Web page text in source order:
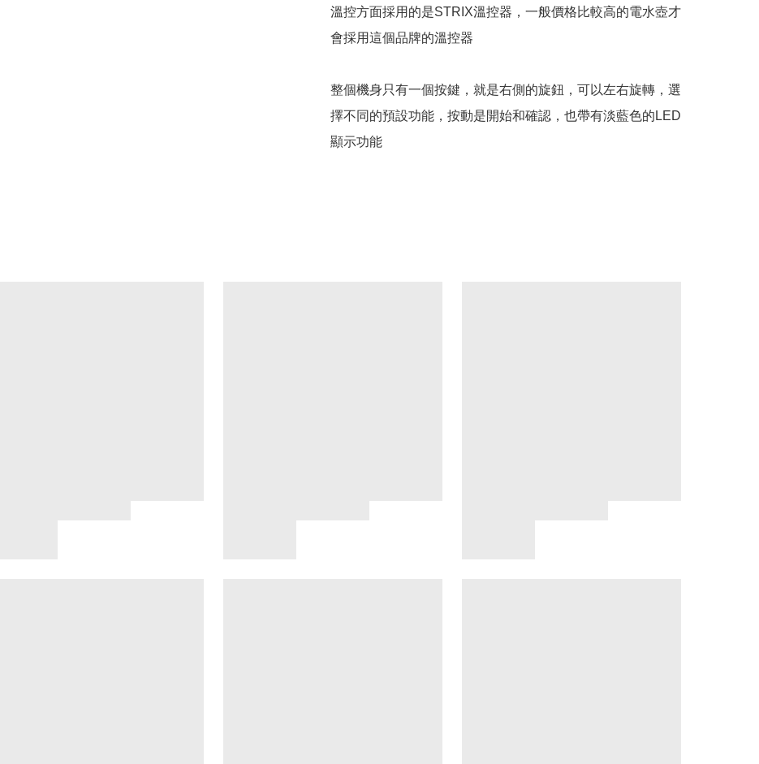
溫控方面採用的是STRIX溫控器，一般價格比較高的電水壺才
會採用這個品牌的溫控器
整個機身只有一個按鍵，就是右側的旋鈕，可以左右旋轉，選
擇不同的預設功能，按動是開始和確認，也帶有淡藍色的LED
顯示功能